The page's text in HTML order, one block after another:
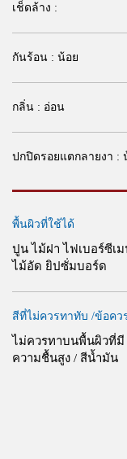
เช็ดล้าง :
กันร้อน : น้อย
กลิ่น : อ่อน
ปกปิดรอยแตกลายงา :
พื้นผิวที่ใช้ได้
ปูน ไม้ฝา ไฟเบอร์ซีเ
ไม้อัด ยิปซั่มบอร์ด
สีที่ไม่ควรทาทับ /ข้อคว
ไม่ควรทาบนพื้นผิวที่มี
ความชื้นสูง / สีน้ำมัน